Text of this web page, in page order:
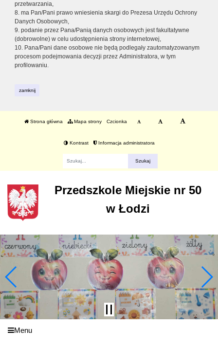
przetwarzania,
8. ma Pan/Pani prawo wniesienia skargi do Prezesa Urzędu Ochrony
Danych Osobowych,
9. podanie przez Pana/Panią danych osobowych jest fakultatywne
(dobrowolne) w celu udostępnienia strony internetowej,
10. Pana/Pani dane osobowe nie będą podlegały zautomatyzowanym
procesom podejmowania decyzji przez Administratora, w tym
profilowaniu.
zamknij
Strona główna Mapa strony Czcionka
Kontrast Informacja administratora
Przedszkole Miejskie nr 50
w Łodzi
Menu